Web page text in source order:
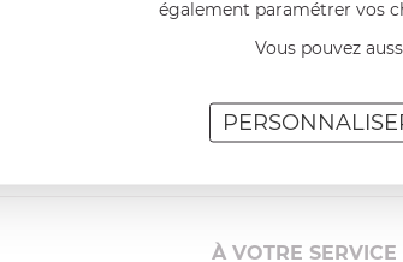
À VOTRE SERVICE
également paramétrer vos
Vous pouvez